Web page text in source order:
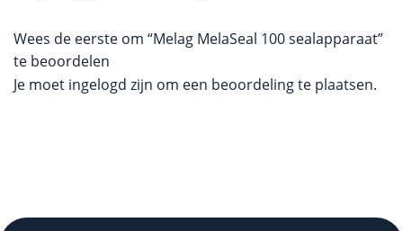
Wees de eerste om “Melag MelaSeal 100 sealapparaat”
te beoordelen
Je moet ingelogd zijn om een beoordeling te plaatsen.